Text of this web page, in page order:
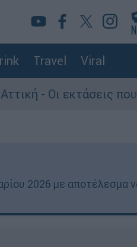
Travel Viral
που κάηκαν και
2026 με αποτέλεσμα